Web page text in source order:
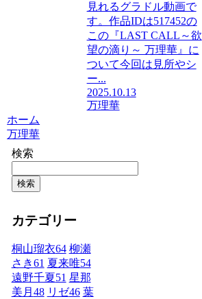
見れるグラドル動画で
す。作品IDは517452の
この『LAST CALL～欲
望の滴り～ 万理華』に
ついて今回は見所やシ
ー...
2025.10.13
万理華
ホーム
万理華
検索
検索
カテゴリー
桐山瑠衣64 柳瀬
さき61 夏来唯54
遠野千夏51 星那
美月 48 リゼ46 葉